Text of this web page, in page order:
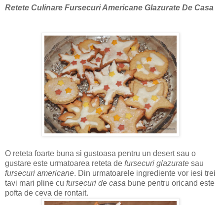
Retete Culinare Fursecuri Americane Glazurate De Casa
O reteta foarte buna si gustoasa pentru un desert sau o
gustare este urmatoarea reteta de fursecuri glazurate sau
fursecuri americane. Din urmatoarele ingrediente vor iesi trei
tavi mari pline cu fursecuri de casa bune pentru oricand este
pofta de ceva de rontait.